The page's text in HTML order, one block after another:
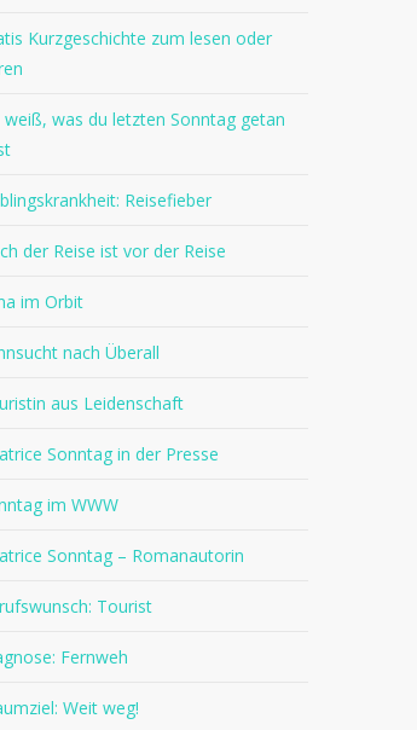
Kurzgeschichte zum lesen oder
weiß, was du letzten Sonntag getan
Reisefieber
der Reise ist vor der Reise
im Orbit
nach Überall
aus Leidenschaft
Sonntag in der Presse
im WWW
Sonntag – Romanautorin
Tourist
Fernweh
Weit weg!